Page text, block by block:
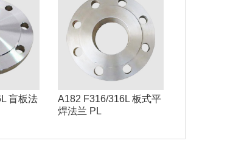
盲板法
A182 F316/316L 板式平
焊法兰 PL